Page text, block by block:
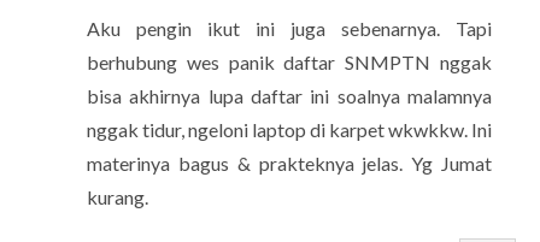
Aku pengin ikut ini juga sebenarnya. Tapi
berhubung wes panik daftar SNMPTN nggak
bisa akhirnya lupa daftar ini soalnya malamnya
nggak tidur, ngeloni laptop di karpet wkwkkw. Ini
materinya bagus & prakteknya jelas. Yg Jumat
kurang.